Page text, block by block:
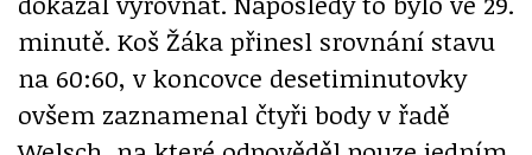
minutě. Koš Žáka přinesl srovnání stavu
na 60:60, v koncovce desetiminutovky
ovšem zaznamenal čtyři body v řadě